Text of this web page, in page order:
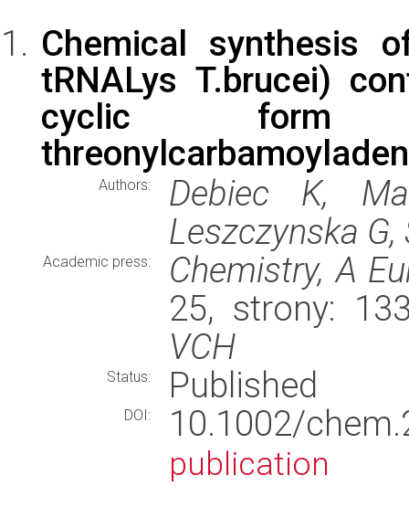
Chemical synthesis
tRNALys T.brucei)
cyclic form
Authors:
Debiec K,
Leszczynska G,
Academic press:
Chemistry, A
25, strony:
VCH
Status: Published
DOI: 10.1002/
publication